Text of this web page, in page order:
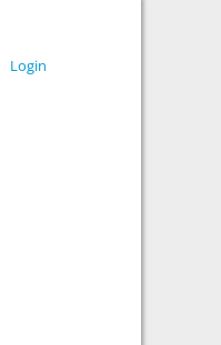
Login